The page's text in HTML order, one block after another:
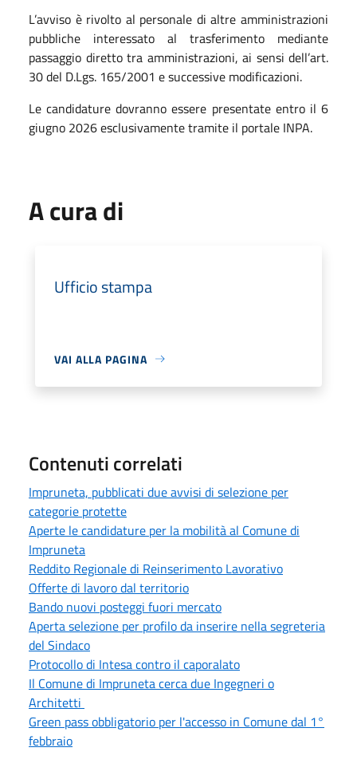
L’avviso è rivolto al personale di altre amministrazioni
pubbliche interessato al trasferimento mediante
passaggio diretto tra amministrazioni, ai sensi dell’art.
30 del D.Lgs. 165/2001 e successive modificazioni.
Le candidature dovranno essere presentate entro il 6
giugno 2026 esclusivamente tramite il portale INPA.
A cura di
Ufficio stampa
VAI ALLA PAGINA
Contenuti correlati
Impruneta, pubblicati due avvisi di selezione per
categorie protette
Aperte le candidature per la mobilità al Comune di
Impruneta
Reddito Regionale di Reinserimento Lavorativo
Offerte di lavoro dal territorio
Bando nuovi posteggi fuori mercato
Aperta selezione per profilo da inserire nella segreteria
del Sindaco
Protocollo di Intesa contro il caporalato
Il Comune di Impruneta cerca due Ingegneri o
Architetti
Green pass obbligatorio per l'accesso in Comune dal 1°
febbraio